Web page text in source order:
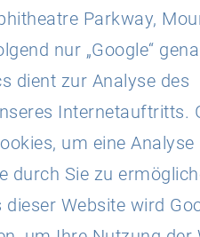
Parkway,
nur „Google“
dient zur Analyse des
Internetauftritts.
um eine Analyse
durch Sie zu
Website wird